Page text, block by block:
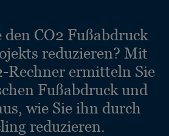
den CO2 Fußabdruck
reduzieren? Mit
Rechner ermitteln Sie
Fußabdruck und
wie Sie ihn durch
reduzieren.